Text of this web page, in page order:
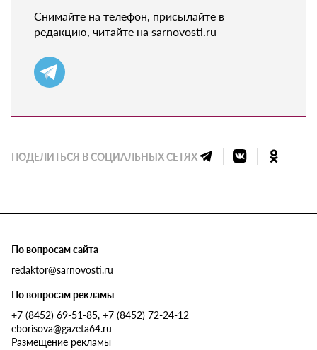
Снимайте на телефон, присылайте в
редакцию, читайте на sarnovosti.ru
ПОДЕЛИТЬСЯ В СОЦИАЛЬНЫХ СЕТЯХ
По вопросам сайта
redaktor@sarnovosti.ru
По вопросам рекламы
+7 (8452) 69-51-85, +7 (8452) 72-24-12
eborisova@gazeta64.ru
Размещение рекламы